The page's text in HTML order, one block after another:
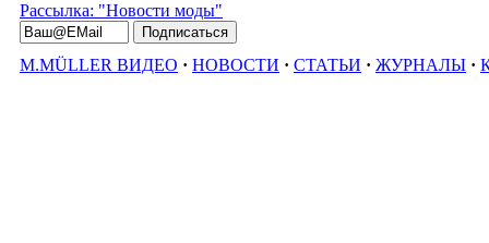
Рассылка: "Новости моды"
M.MÜLLER ВИДЕО · НОВОСТИ · СТАТЬИ · ЖУРНАЛЫ ·